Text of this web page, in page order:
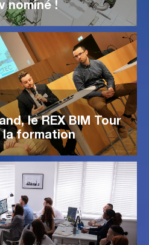
nominé !
le REX BIM Tour
la formation